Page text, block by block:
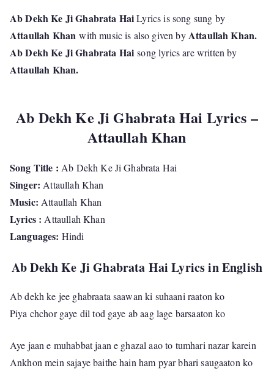
Ab Dekh Ke Ji Ghabrata HaiLyrics is song sung by
Attaullah Khan with music is also given byAttaullah Khan.
Ab Dekh Ke Ji Ghabrata Hai song lyrics are written by
Attaullah Khan.
Ab Dekh Ke Ji Ghabrata Hai Lyrics –
Attaullah Khan
Song Title : Ab Dekh Ke Ji Ghabrata Hai
Singer: Attaullah Khan
Music: Attaullah Khan
Lyrics : Attaullah Khan
Languages: Hindi
Ab Dekh Ke Ji Ghabrata Hai Lyrics in English
Ab dekh ke jee ghabraata saawan ki suhaani raaton ko
Piya chchor gaye dil tod gaye ab aag lage barsaaton ko
Aye jaan e muhabbat jaan e ghazal aao to tumhari nazar karein
Ankhon mein sajaye baithe hain ham pyar bhari saugaaton ko